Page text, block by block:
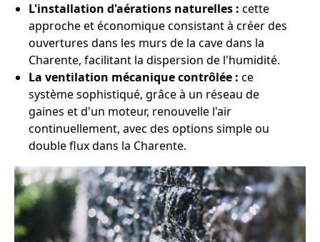
L'installation d'aérations naturelles : cette
approche et économique consistant à créer des
ouvertures dans les murs de la cave dans la
Charente, facilitant la dispersion de l'humidité.
La ventilation mécanique contrôlée : ce
système sophistiqué, grâce à un réseau de
gaines et d'un moteur, renouvelle l'air
continuellement, avec des options simple ou
double flux dans la Charente.